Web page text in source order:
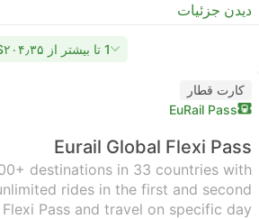
دیدن جزئیات
1 تا بیشتر از ‎$۲۰۴٫۳۵
کارت قطار
EuRail Pass
Eurail Global Flexi Pass
destinations in 33 countries with
rides in the first and second
Pass and travel on specific day